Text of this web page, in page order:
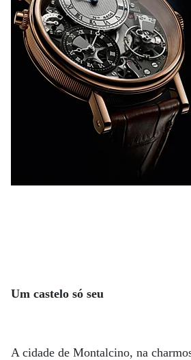
Um castelo só seu
A cidade de Montalcino, na